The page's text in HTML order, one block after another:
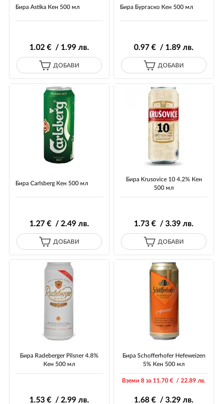
Бира Astika Кен 500 мл
1.02€ / 1.99лв.
ДОБАВИ
Бира Бургаско Кен 500 мл
0.97 € / 1.89 лв.
ДОБАВИ
Бира Carlsberg Кен 500 мл
1.27€ / 2.49лв.
ДОБАВИ
Бира Krusovice 10 4.2% Кен
500 мл
1.73 € / 3.39 лв.
ДОБАВИ
Бира Radeberger Pilsner 4.8%
Кен 500 мл
1.53€ / 2.99лв.
Бира Schofferhofer Hefeweizen
5% Кен 500 мл
Вземи 8 за 11.70 € / 22.89 лв.
1.68 € / 3.29 лв.